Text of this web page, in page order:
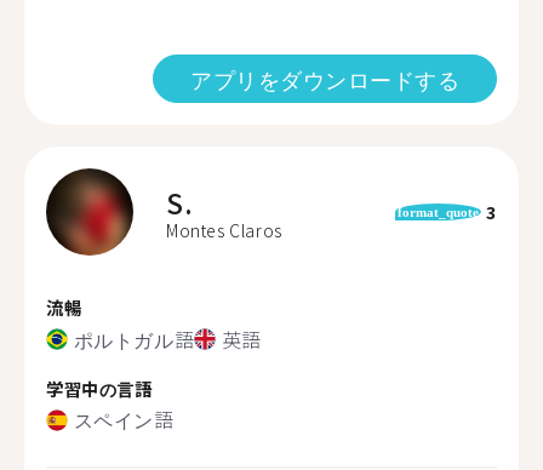
アプリをダウンロードする
S.
Montes Claros
format_quote 3
流暢
ポルトガル語 英語
学習中の言語
スペイン語